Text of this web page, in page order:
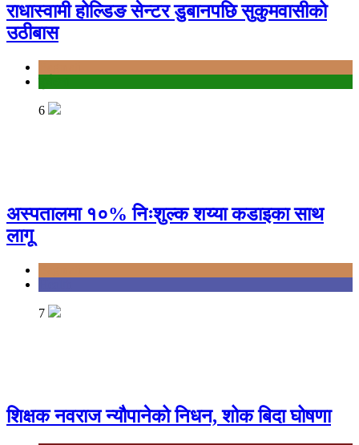
राधास्वामी होल्डिङ सेन्टर डुबानपछि सुकुमवासीको
उठीबास
6
अस्पतालमा १०% निःशुल्क शय्या कडाइका साथ
लागू
7
शिक्षक नवराज न्यौपानेको निधन, शोक बिदा घोषणा